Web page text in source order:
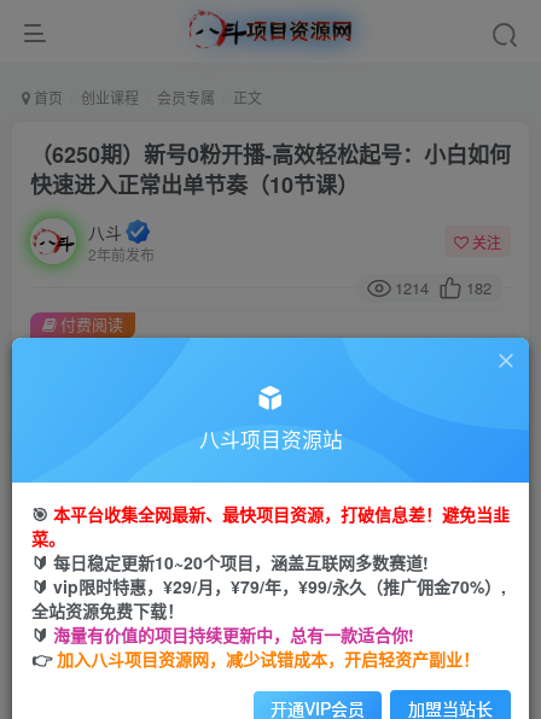
首页 创业课程 会员专属 正文
（6250期）新号0粉开播-高效轻松起号：小白如何
快速进入正常出单节奏（10节课）
八斗
2年前发布
关注
1214 182
此内容为付费阅读，请付费后查看
会员专属资源
您暂无购买权限，请先开通会员
开通会员
付费阅读
八斗项目资源站
🎯 本平台收集全网最新、最快项目资源，打破信息差！避免当韭
菜。
🔰 每日稳定更新10~20个项目，涵盖互联网多数赛道!
🔰 vip限时特惠，¥29/月，¥79/年，¥99/永久（推广佣金70%）,
全站资源免费下载！
🔰 海量有价值的项目持续更新中，总有一款适合你!
👉加入八斗项目资源网，减少试错成本，开启轻资产副业！
开通VIP会员 加盟当站长